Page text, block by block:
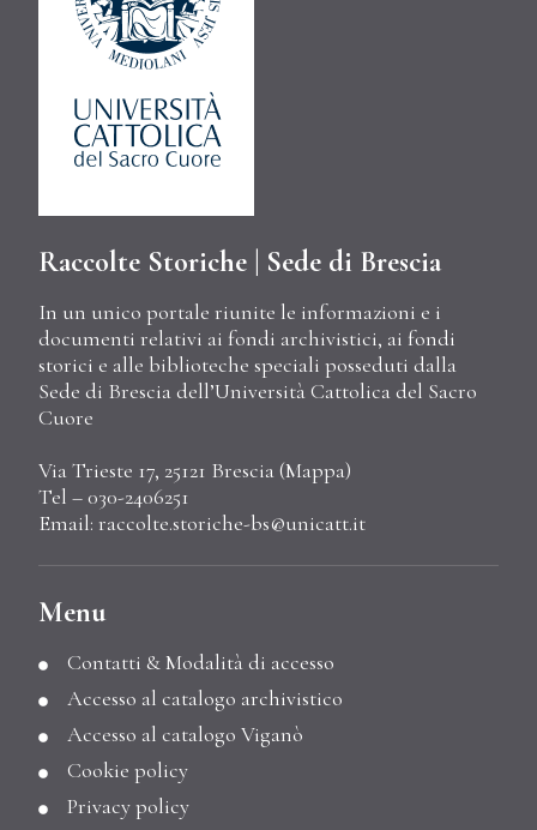
Raccolte Storiche | Sede di Brescia
In un unico portale riunite le informazioni e i
documenti relativi ai fondi archivistici, ai fondi
storici e alle biblioteche speciali posseduti dalla
Sede di Brescia dell’Università Cattolica del Sacro
Cuore
Via Trieste 17, 25121 Brescia (Mappa)
Tel – 030-2406251
Email: raccolte.storiche-bs@unicatt.it
Menu
Contatti & Modalità di accesso
Accesso al catalogo archivistico
Accesso al catalogo Viganò
Cookie policy
Privacy policy